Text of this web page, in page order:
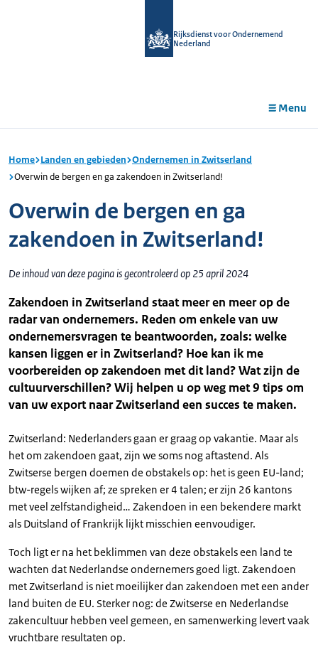
Rijksdienst voor Ondernemend
Nederland
Menu
Home Landen en gebieden Ondernemen in Zwitserland
Overwin de bergen en ga zakendoen in Zwitserland!
Overwin de bergen en ga
zakendoen in Zwitserland!
De inhoud van deze pagina is gecontroleerd op 25 april 2024
Zakendoen in Zwitserland staat meer en meer op de
radar van ondernemers. Reden om enkele van uw
ondernemersvragen te beantwoorden, zoals: welke
kansen liggen er in Zwitserland? Hoe kan ik me
voorbereiden op zakendoen met dit land? Wat zijn de
cultuurverschillen? Wij helpen u op weg met 9 tips om
van uw export naar Zwitserland een succes te maken.
Zwitserland: Nederlanders gaan er graag op vakantie. Maar als
het om zakendoen gaat, zijn we soms nog aftastend. Als
Zwitserse bergen doemen de obstakels op: het is geen EU-land;
btw-regels wijken af; ze spreken er 4 talen; er zijn 26 kantons
met veel zelfstandigheid… Zakendoen in een bekendere markt
als Duitsland of Frankrijk lijkt misschien eenvoudiger.
Toch ligt er na het beklimmen van deze obstakels een land te
wachten dat Nederlandse ondernemers goed ligt. Zakendoen
met Zwitserland is niet moeilijker dan zakendoen met een ander
land buiten de EU. Sterker nog: de Zwitserse en Nederlandse
zakencultuur hebben veel gemeen, en samenwerking levert vaak
vruchtbare resultaten op.